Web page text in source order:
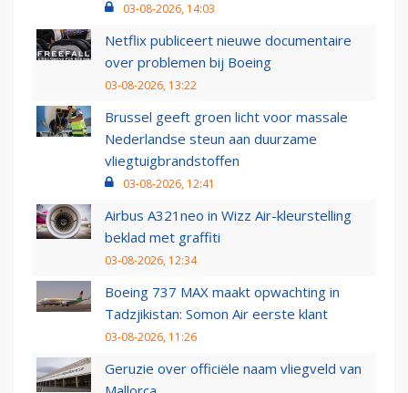
03-08-2026, 14:03
Netflix publiceert nieuwe documentaire
over problemen bij Boeing
03-08-2026, 13:22
Brussel geeft groen licht voor massale
Nederlandse steun aan duurzame
vliegtuigbrandstoffen
03-08-2026, 12:41
Airbus A321neo in Wizz Air-kleurstelling
beklad met graffiti
03-08-2026, 12:34
Boeing 737 MAX maakt opwachting in
Tadzjikistan: Somon Air eerste klant
03-08-2026, 11:26
Geruzie over officiële naam vliegveld van